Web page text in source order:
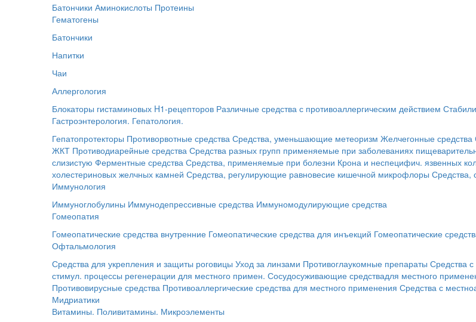
Батончики Аминокислоты Протеины
Гематогены
Батончики
Напитки
Чаи
Аллергология
Блокаторы гистаминовых H1-рецепторов Различные средства с противоаллергическим действием
Гастроэнтерология. Гепатология.
Гепатопротекторы Противорвотные средства Средства, уменьшающие метеоризм Желчегонные средства
ЖКТ Противодиарейные средства Средства разных групп применяемые при заболеваниях
слизистую Ферментные средства Средства, применяемые при болезни Крона и неспецифич. язвенных
холестериновых желчных камней Средства, регулирующие равновесие кишечной микрофлоры Средства,
Иммунология
Иммуноглобулины Иммунодепрессивные средства Иммуномодулирующие средства
Гомеопатия
Гомеопатические средства внутренние Гомеопатические средства для инъекций Гомеопатические
Офтальмология
Средства для укрепления и защиты роговицы Уход за линзами Противоглаукомные препараты Средства
стимул. процессы регенерации для местного примен. Сосудосуживающие средствадля местного
Противовирусные средства Противоаллергические средства для местного применения Средства с
Мидриатики
Витамины. Поливитамины. Микроэлементы